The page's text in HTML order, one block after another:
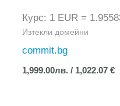
Курс: 1 EUR =
Изтекли домейни
commit.bg
1,999.00лв./ 1,022.07 €